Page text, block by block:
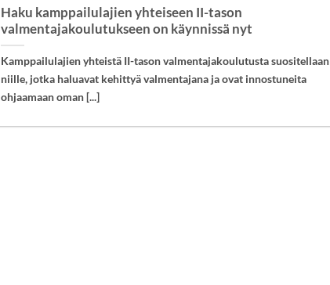
Haku kamppailulajien yhteiseen II-tason
valmentajakoulutukseen on käynnissä nyt
Kamppailulajien yhteistä II-tason valmentajakoulutusta suositellaan
niille, jotka haluavat kehittyä valmentajana ja ovat innostuneita
ohjaamaan oman [...]